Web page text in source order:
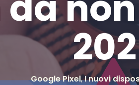
Google Pixel,I nuovi